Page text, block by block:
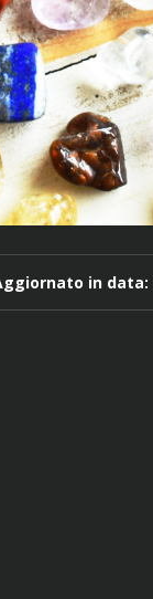
in data: